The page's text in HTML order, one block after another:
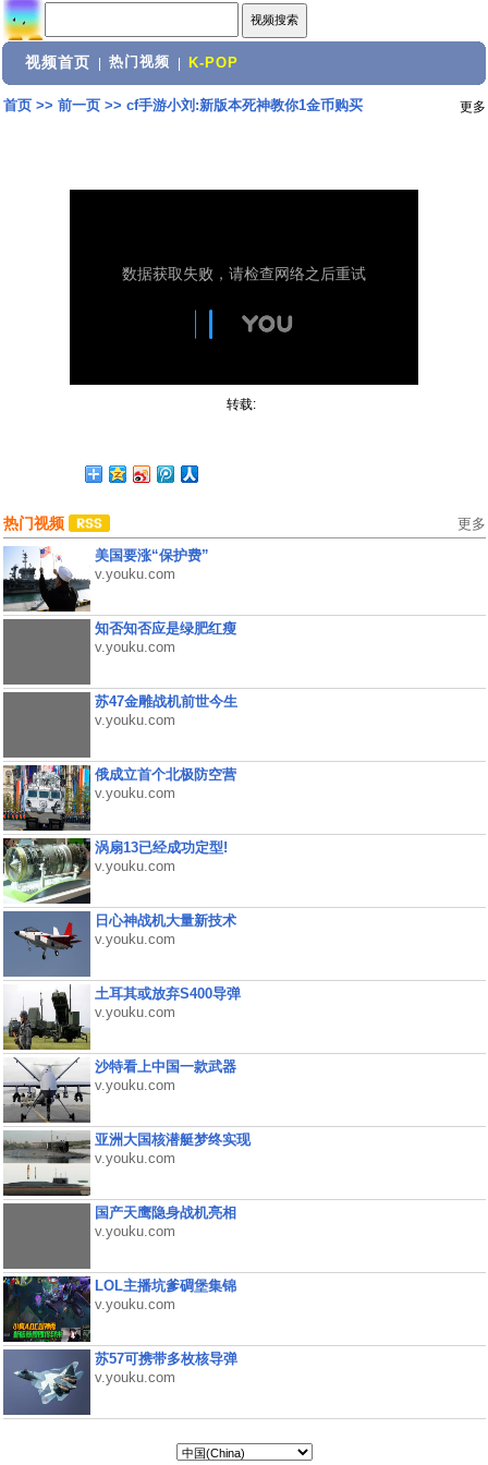
视频首页 热门视频 K-POP
首页>> 前一页>> cf手游小刘:新版本死神教你1金币购买 更多
转载:
热门视频 更多
美国要涨“保护费”
v.youku.com
知否知否应是绿肥红瘦
v.youku.com
苏47金雕战机前世今生
v.youku.com
俄成立首个北极防空营
v.youku.com
涡扇13已经成功定型!
v.youku.com
日心神战机大量新技术
v.youku.com
土耳其或放弃S400导弹
v.youku.com
沙特看上中国一款武器
v.youku.com
亚洲大国核潜艇梦终实现
v.youku.com
国产天鹰隐身战机亮相
v.youku.com
LOL主播坑爹碉堡集锦
v.youku.com
苏57可携带多枚核导弹
v.youku.com